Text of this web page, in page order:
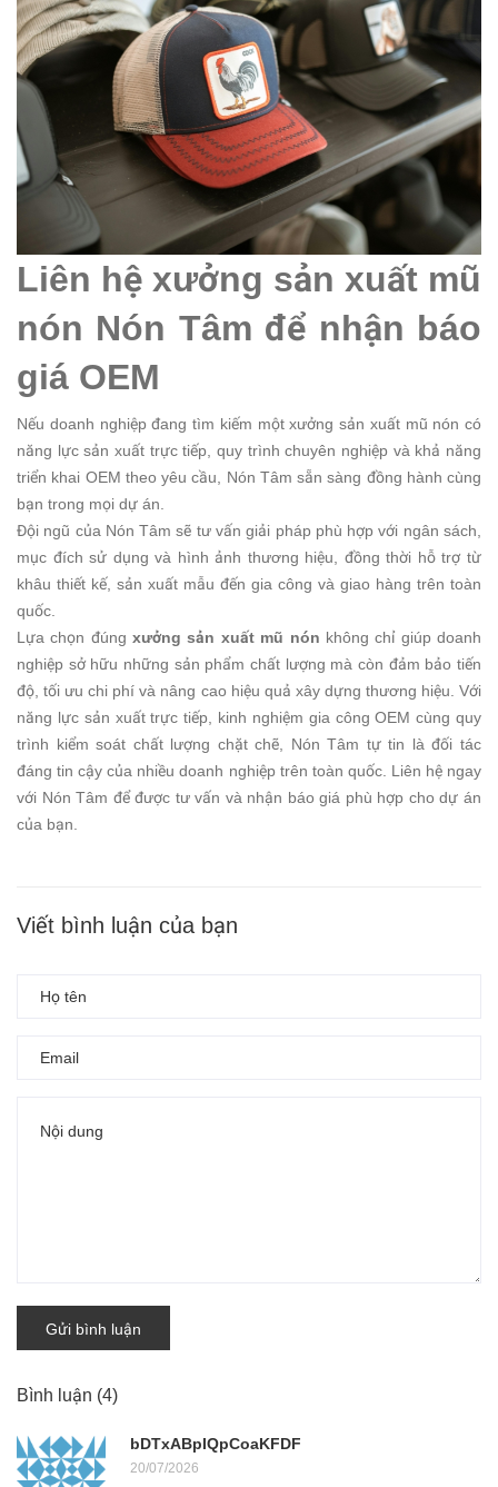
Liên hệ xưởng sản xuất mũ
nón Nón Tâm để nhận báo
giá OEM
Nếu doanh nghiệp đang tìm kiếm một xưởng sản xuất mũ nón có
năng lực sản xuất trực tiếp, quy trình chuyên nghiệp và khả năng
triển khai OEM theo yêu cầu, Nón Tâm sẵn sàng đồng hành cùng
bạn trong mọi dự án.
Đội ngũ của Nón Tâm sẽ tư vấn giải pháp phù hợp với ngân sách,
mục đích sử dụng và hình ảnh thương hiệu, đồng thời hỗ trợ từ
khâu thiết kế, sản xuất mẫu đến gia công và giao hàng trên toàn
quốc.
Lựa chọn đúng xưởng sản xuất mũ nón không chỉ giúp doanh
nghiệp sở hữu những sản phẩm chất lượng mà còn đảm bảo tiến
độ, tối ưu chi phí và nâng cao hiệu quả xây dựng thương hiệu. Với
năng lực sản xuất trực tiếp, kinh nghiệm gia công OEM cùng quy
trình kiểm soát chất lượng chặt chẽ, Nón Tâm tự tin là đối tác
đáng tin cậy của nhiều doanh nghiệp trên toàn quốc. Liên hệ ngay
với Nón Tâm để được tư vấn và nhận báo giá phù hợp cho dự án
của bạn.
Viết bình luận của bạn
Gửi bình luận
Bình luận (4)
bDTxABpIQpCoaKFDF
20/07/2026